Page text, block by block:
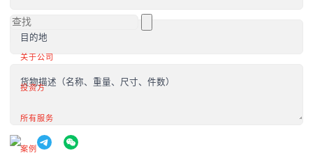
关于公司
投资方
所有服务
案例
外部市场推广
在俄罗斯采购（为外国公司服务）
.
进口到俄罗斯
目的地
货物描述（名称、重量、尺寸、件数）